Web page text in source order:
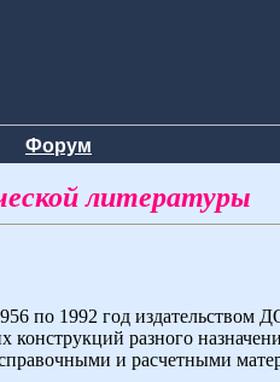
Форум
литературы
по 1992 год
конструкций разного
и расчетными